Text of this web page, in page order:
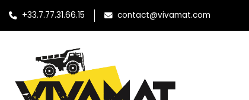
+33.7.77.31.66.15 contact@vivamat.com